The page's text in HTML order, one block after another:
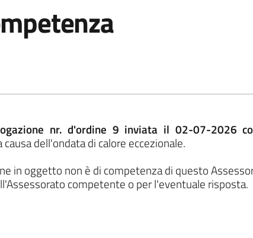
nr. d'ordine 9 inviata il 02-07-2026
dell'ondata di calore eccezionale.
in oggetto non è di competenza di questo
competente o per l'eventuale risposta.